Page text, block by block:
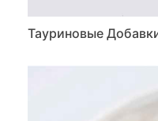
Тауриновые